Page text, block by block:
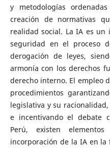
y metodologías
creación de normativas
realidad social. La IA es
seguridad en el proceso
derogación de leyes,
armonía con los derechos
derecho interno. El empleo
procedimientos
legislativa y su
e incentivando el debate
Perú, existen
incorporación de la IA en